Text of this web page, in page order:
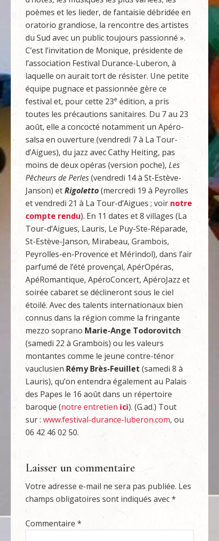
poèmes et les lieder, de fantaisie débridée en
oratorio grandiose, la rencontre des artistes
du Sud avec un public toujours passionné ».
C’est l’invitation de Monique, présidente de
l’association Festival Durance-Luberon, à
laquelle on aurait tort de résister. Une petite
équipe pugnace et passionnée gère ce
festival et, pour cette 23e édition, a pris
toutes les précautions sanitaires. Du 7 au 23
août, elle a concocté notamment un Apéro-
salsa en ouverture (vendredi 7 à La Tour-
d’Aigues), du jazz avec Cathy Heiting, pas
moins de deux opéras (version poche),Les
Pêcheurs de Perles(vendredi 14 à St-Estève-
Janson) etRigoletto(mercredi 19 à Peyrolles
et vendredi 21 à La Tour-d’Aigues ; voir notre
compte rendu). En 11 dates et 8 villages (La
Tour-d’Aigues, Lauris, Le Puy-Ste-Réparade,
St-Estève-Janson, Mirabeau, Grambois,
Peyrolles-en-Provence et Mérindol), dans l’air
parfumé de l’été provençal, ApérOpéras,
ApéRomantique, ApéroConcert, ApéroJazz et
soirée cabaret se déclineront sous le ciel
étoilé. Avec des talents internationaux bien
connus dans la région comme la fringante
mezzo soprano Marie-Ange Todorovitch
(samedi 22 à Grambois) ou les valeurs
montantes comme le jeune contre-ténor
vauclusien Rémy Brès-Feuillet (samedi 8 à
Lauris), qu’on entendra également au Palais
des Papes le 16 août dans un répertoire
baroque (notre entretien ici). (G.ad.) Tout
sur :www.festival-durance-luberon.com, ou
06 42 46 02 50.
Laisser un commentaire
Votre adresse e-mail ne sera pas publiée. Les
champs obligatoires sont indiqués avec*
Commentaire*